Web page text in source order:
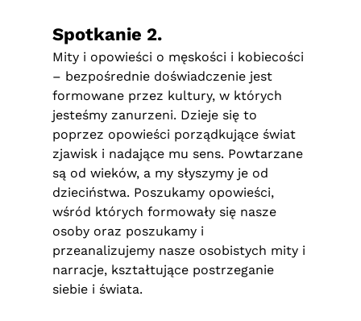
Spotkanie 2.
Mity i opowieści o męskości i kobiecości
– bezpośrednie doświadczenie jest
formowane przez kultury, w których
jesteśmy zanurzeni. Dzieje się to
poprzez opowieści porządkujące świat
zjawisk i nadające mu sens. Powtarzane
są od wieków, a my słyszymy je od
dzieciństwa. Poszukamy opowieści,
wśród których formowały się nasze
osoby oraz poszukamy i
przeanalizujemy nasze osobistych mity i
narracje, kształtujące postrzeganie
siebie i świata.